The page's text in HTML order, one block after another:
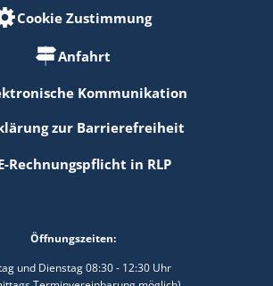
Cookie Zustimmung
Anfahrt
Kommunikation
zur Barrierefreiheit
Rechnungspflicht in RLP
Öffnungszeiten:
und Dienstag 08:30 - 12:30 Uhr